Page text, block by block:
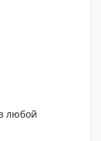
любой